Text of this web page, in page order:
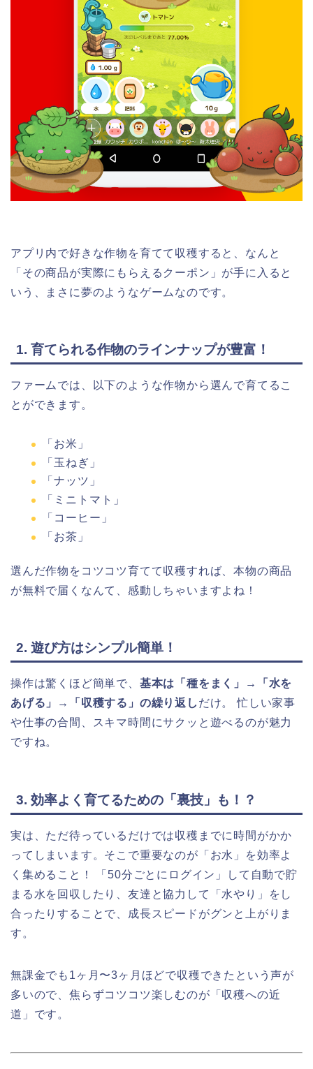
アプリ内で好きな作物を育てて収穫すると、なんと
「その商品が実際にもらえるクーポン」が手に入ると
いう、まさに夢のようなゲームなのです。
1. 育てられる作物のラインナップが豊富！
ファームでは、以下のような作物から選んで育てるこ
とができます。
「お米」
「玉ねぎ」
「ナッツ」
「ミニトマト」
「コーヒー」
「お茶」
選んだ作物をコツコツ育てて収穫すれば、本物の商品
が無料で届くなんて、感動しちゃいますよね！
2. 遊び方はシンプル簡単！
操作は驚くほど簡単で、 基本は「種をまく」→「水を
あげる」→「収穫する」の繰り返し だけ。 忙しい家事
や仕事の合間、スキマ時間にサクッと遊べるのが魅力
ですね。
3. 効率よく育てるための「裏技」も！？
実は、ただ待っているだけでは収穫までに時間がかか
ってしまいます。そこで重要なのが「お水」を効率よ
く集めること！ 「50分ごとにログイン」して自動で貯
まる水を回収したり、友達と協力して「水やり」をし
合ったりすることで、成長スピードがグンと上がりま
す。
無課金でも1ヶ月〜3ヶ月ほどで収穫できたという声が
多いので、焦らずコツコツ楽しむのが「収穫への近
道」です。